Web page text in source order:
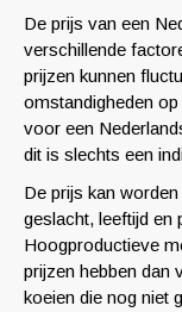
De prijs van een
verschillende
prijzen kunnen
omstandigheden
voor een
dit is slechts een
De prijs kan
geslacht, leeftijd en
Hoogproductieve
prijzen hebben dan
koeien die nog niet